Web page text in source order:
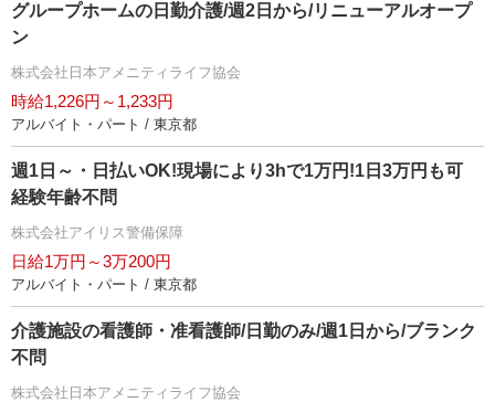
グループホームの日勤介護/週2日から/リニューアルオープ
ン
株式会社日本アメニティライフ協会
時給1,226円～1,233円
アルバイト・パート / 東京都
週1日～・日払いOK!現場により3hで1万円!1日3万円も可
経験年齢不問
株式会社アイリス警備保障
日給1万円～3万200円
アルバイト・パート / 東京都
介護施設の看護師・准看護師/日勤のみ/週1日から/ブランク
不問
株式会社日本アメニティライフ協会